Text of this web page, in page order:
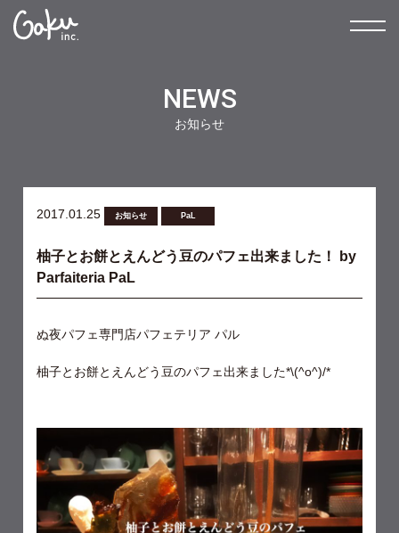
NEWS
お知らせ
2017.01.25 お知らせ PaL
柚子とお餅とえんどう豆のパフェ出来ました！ by
Parfaiteria PaL
ぬ夜パフェ専門店パフェテリア パル
柚子とお餅とえんどう豆のパフェ出来ました*\(^o^)/*